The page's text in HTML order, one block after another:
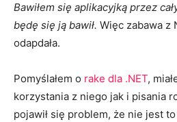
Bawiłem się aplikacyjką przez
będę się ją bawił. Więc zabawa z
odapdała.
Pomyślałem o rake dla .NET,
korzystania z niego jak i pisania
pojawił się problem, że nie jest